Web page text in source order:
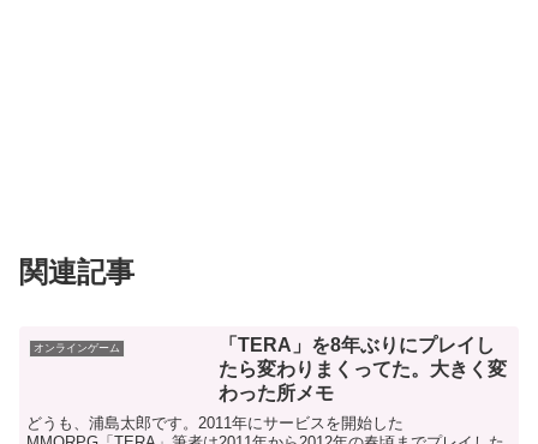
関連記事
オンラインゲーム
「TERA」を8年ぶりにプレイし
たら変わりまくってた。大きく変
わった所メモ
どうも、浦島太郎です。2011年にサービスを開始した